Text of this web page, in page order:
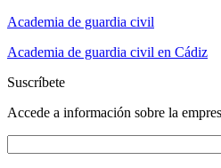
Academia de guardia civil
Academia de guardia civil en Cádiz
Suscríbete
Accede a información sobre la